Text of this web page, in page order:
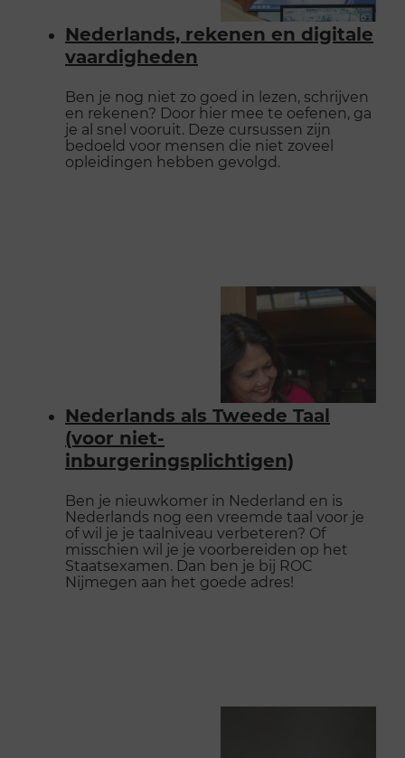
Nederlands, rekenen en digitale
vaardigheden
Ben je nog niet zo goed in lezen, schrijven
en rekenen? Door hier mee te oefenen, ga
je al snel vooruit. Deze cursussen zijn
bedoeld voor mensen die niet zoveel
opleidingen hebben gevolgd.
Nederlands als Tweede Taal
(voor niet-
inburgeringsplichtigen)
Ben je nieuwkomer in Nederland en is
Nederlands nog een vreemde taal voor je
of wil je je taalniveau verbeteren? Of
misschien wil je je voorbereiden op het
Staatsexamen. Dan ben je bij ROC
Nijmegen aan het goede adres!